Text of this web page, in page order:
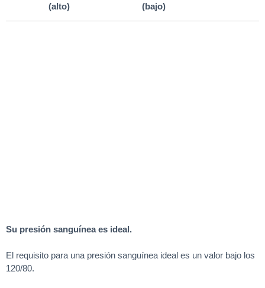
(alto)
(bajo)
Su presión sanguínea es ideal.
El requisito para una presión sanguínea ideal es un valor bajo los
120/80.